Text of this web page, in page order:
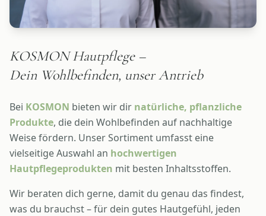
KOSMON Hautpflege –
Dein Wohlbefinden, unser Antrieb
Bei KOSMON bieten wir dir natürliche, pflanzliche
Produkte, die dein Wohlbefinden auf nachhaltige
Weise fördern. Unser Sortiment umfasst eine
vielseitige Auswahl an hochwertigen
Hautpflegeprodukten mit besten Inhaltsstoffen.
Wir beraten dich gerne, damit du genau das findest,
was du brauchst – für dein gutes Hautgefühl, jeden